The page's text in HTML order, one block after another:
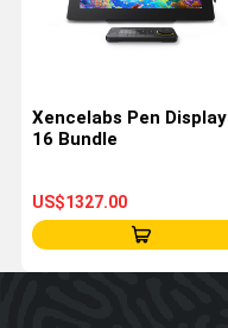
Xencelabs Pen Display
16 Bundle
US$1327.00